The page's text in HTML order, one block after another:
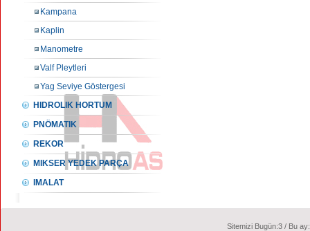
Kampana
Kaplin
Manometre
Valf Pleytleri
Yag Seviye Göstergesi
HIDROLIK HORTUM
PNÖMATIK
REKOR
MIKSER YEDEK PARÇA
IMALAT
Sitemizi Bugün:3 / Bu